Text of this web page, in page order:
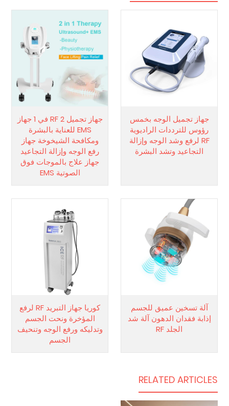
جهاز تجميل الوجه بخمس
رؤوس للترددات الراديوية
RF لرفع وشد الوجه وإزالة
التجاعيد وتشد البشرة
جهاز تجميل RF 2 في 1 جهاز
EMS للعناية بالبشرة
ومكافحة الشيخوخة جهاز
رفع الوجه وإزالة التجاعيد
جهاز علاج بالموجات فوق
الصوتية EMS
آلة تسخين عميق للجسم
إذابة فقدان الدهون آلة شد
الجلد RF
كوريا جهاز التبريد RF لرفع
المؤخرة ونحت الجسم
وتدليكه ورفع الوجه وتنحيف
الجسم
RELATED ARTICLES